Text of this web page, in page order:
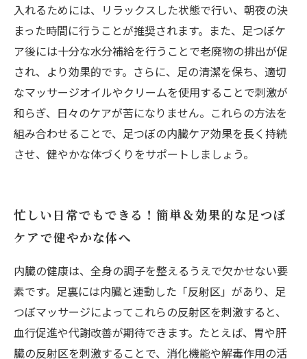
入れるためには、リラックスした状態で行い、朝夜の決
まった時間に行うことが推奨されます。また、足つぼケ
ア後には十分な水分補給を行うことで老廃物の排出が促
され、より効果的です。さらに、足の清潔を保ち、適切
なマッサージオイルやクリームを使用することで刺激が
和らぎ、日々のケアが苦になりません。これらの方法を
組み合わせることで、足つぼの内臓ケア効果を長く持続
させ、健やかな体づくりをサポートしましょう。
忙しい日常でもできる！簡単＆効果的な足つぼ
ケアで健やかな体へ
内臓の健康は、全身の調子を整えるうえで欠かせない要
素です。足裏には内臓と連動した「反射区」があり、足
つぼマッサージによってこれらの反射区を刺激すると、
血行促進や代謝改善が期待できます。たとえば、胃や肝
臓の反射区を刺激することで、消化機能や解毒作用の活